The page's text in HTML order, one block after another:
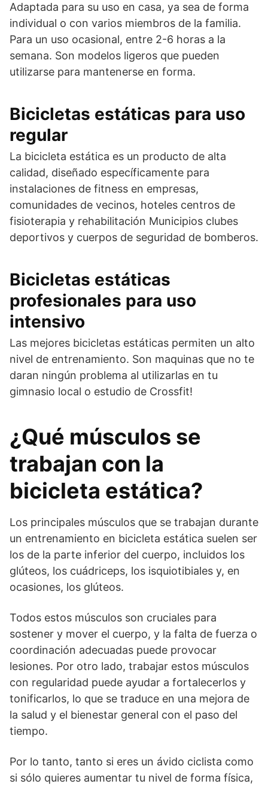
Adaptada para su uso en casa, ya sea de forma
individual o con varios miembros de la familia.
Para un uso ocasional, entre 2-6 horas a la
semana. Son modelos ligeros que pueden
utilizarse para mantenerse en forma.
Bicicletas estáticas para uso
regular
La bicicleta estática es un producto de alta
calidad, diseñado específicamente para
instalaciones de fitness en empresas,
comunidades de vecinos, hoteles centros de
fisioterapia y rehabilitación Municipios clubes
deportivos y cuerpos de seguridad de bomberos.
Bicicletas estáticas
profesionales para uso
intensivo
Las mejores bicicletas estáticas permiten un alto
nivel de entrenamiento. Son maquinas que no te
daran ningún problema al utilizarlas en tu
gimnasio local o estudio de Crossfit!
¿Qué músculos se
trabajan con la
bicicleta estática?
Los principales músculos que se trabajan durante
un entrenamiento en bicicleta estática suelen ser
los de la parte inferior del cuerpo, incluidos los
glúteos, los cuádriceps, los isquiotibiales y, en
ocasiones, los glúteos.
Todos estos músculos son cruciales para
sostener y mover el cuerpo, y la falta de fuerza o
coordinación adecuadas puede provocar
lesiones. Por otro lado, trabajar estos músculos
con regularidad puede ayudar a fortalecerlos y
tonificarlos, lo que se traduce en una mejora de
la salud y el bienestar general con el paso del
tiempo.
Por lo tanto, tanto si eres un ávido ciclista como
si sólo quieres aumentar tu nivel de forma física,